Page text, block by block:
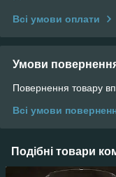
Всі умови оплати
Умови
Повернення товару
Всі умови
Подібні товари